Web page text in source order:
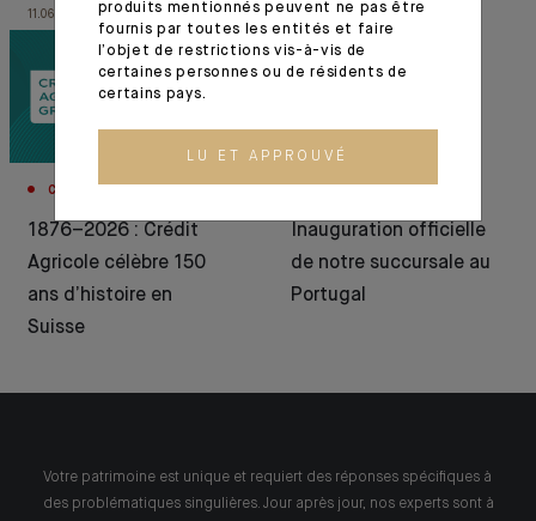
11.06.26
CORPORATE
1876–2026 : Crédit
Agricole célèbre 150
ans d’histoire en
Suisse
03.07.24
Inauguration officielle
de notre succursale au
Portugal
Votre patrimoine est unique et requiert des réponses spécifiques à
des problématiques singulières. Jour après jour, nos experts sont à
produits mentionnés peuvent ne pas être
fournis par toutes les entités et faire
l’objet de restrictions vis-à-vis de
certaines personnes ou de résidents de
certains pays.
LU ET APPROUVÉ